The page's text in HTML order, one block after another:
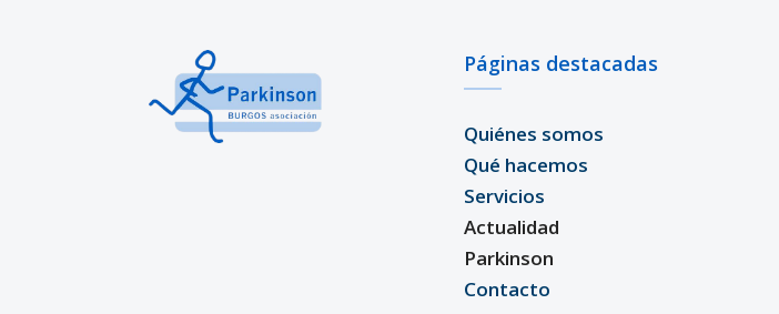
Páginas destacadas
Quiénes somos
Qué hacemos
Servicios
Actualidad
Parkinson
Contacto